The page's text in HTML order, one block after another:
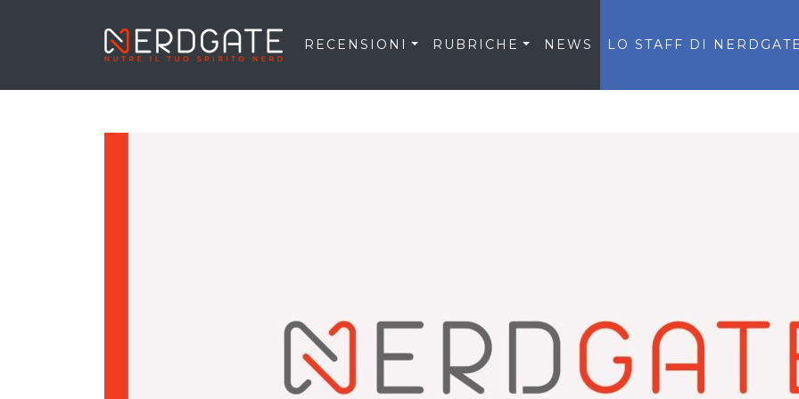
RECENSIONI RUBRICHE NEWS LO STAFF DI